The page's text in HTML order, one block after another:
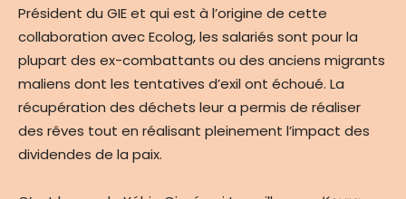
Président du GIE et qui est à l’origine de cette
collaboration avec Ecolog, les salariés sont pour la
plupart des ex-combattants ou des anciens migrants
maliens dont les tentatives d’exil ont échoué. La
récupération des déchets leur a permis de réaliser
des rêves tout en réalisant pleinement l’impact des
dividendes de la paix.